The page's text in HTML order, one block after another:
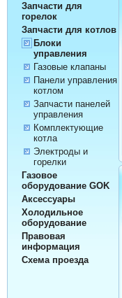
Запчасти для
горелок
Запчасти для котлов
Блоки
управления
Газовые клапаны
Панели управления
котлом
Запчасти панелей
управления
Комплектующие
котла
Электроды и
горелки
Газовое
оборудование GOK
Аксессуары
Холодильное
оборудование
Правовая
информация
Схема проезда